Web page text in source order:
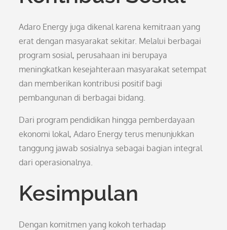
Adaro Energy juga dikenal karena kemitraan yang
erat dengan masyarakat sekitar. Melalui berbagai
program sosial, perusahaan ini berupaya
meningkatkan kesejahteraan masyarakat setempat
dan memberikan kontribusi positif bagi
pembangunan di berbagai bidang.
Dari program pendidikan hingga pemberdayaan
ekonomi lokal, Adaro Energy terus menunjukkan
tanggung jawab sosialnya sebagai bagian integral
dari operasionalnya.
Kesimpulan
Dengan komitmen yang kokoh terhadap